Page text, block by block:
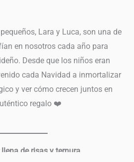
Lara y Luca, son una de
en nosotros cada año para
Desde que los niños eran
cada Navidad a inmortalizar
y ver cómo crecen juntos en
regalo ❤️
de risas y ternura